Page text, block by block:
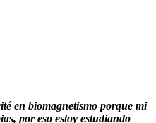
en biomagnetismo porque mi
por eso estoy estudiando